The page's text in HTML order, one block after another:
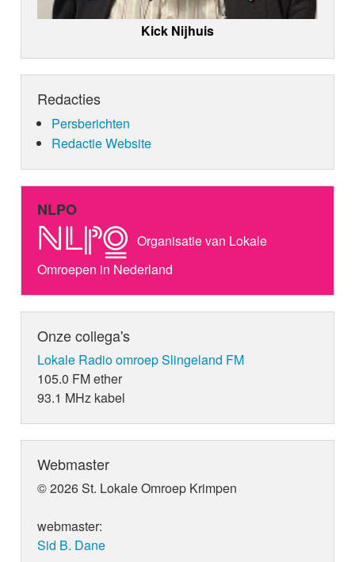
Kick Nijhuis
Redacties
Persberichten
Redactie Website
NLPO
Organisatie van Lokale
Omroepen in Nederland
Onze collega's
Lokale Radio omroep Slingeland FM
105.0 FM ether
93.1 MHz kabel
Webmaster
© 2026 St. Lokale Omroep Krimpen
webmaster:
Sid B. Dane